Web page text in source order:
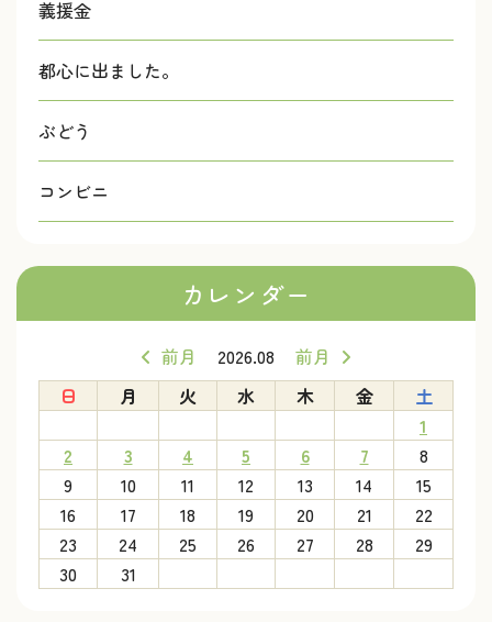
義援金
都心に出ました。
ぶどう
コンビニ
カレンダー
前月 2026.08
前月
日
月 火 水 木 金
土
1
2
3 4 5 6 7
8
9
10 11 12 13 14
15
16
17 18 19 20 21
22
23
24 25 26 27 28
29
30
31